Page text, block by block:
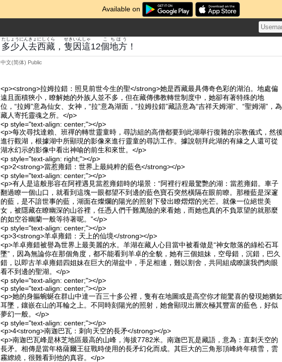
Available on
多少
たしょう
人
にん
去
きょ
西
にし
藏
くら
， 隻
せき
因
いん
這
しゃ
12個
こ
地方
ちほう
！
中文(简体) Public
<p><strong>拉姆拉錯：照見前世今生的聖</strong>她是西藏最具傳奇色彩的湖泊。地處偏
遠且面積狹小，瞭解她的外族人並不多，但在藏傳佛教轉世制度中，她卻有著特殊的地
位，“拉姆”意為仙女、女神，“拉”意為湖面，“拉姆拉錯”藏語意為“吉祥天姆湖”、“聖姆湖”，為
藏人寄托靈魂之所。</p>
<p style="text-align: center;"></p>
<p>每次尋找達賴、班禪的轉世靈童時，尋訪組的高僧都要到此湖舉行復雜的宗教儀式，然
進行觀湖，根據湖中所顯現的影像來進行靈童的尋訪工作。據說朝拜此湖的有緣之人還可從
湖水幻示的影像中看出神喻的前生和來世。</p>
<p style="text-align: right;"></p>
<p>2<strong>當惹雍錯：世界上最純粹的藍色</strong></p>
<p style="text-align: center;"></p>
<p>有人是這般形容在阿裡遇見當惹雍錯時的場景：“阿裡行程最驚艷的湖：當惹雍錯。車子
翻過瞭一個山口，就看到這塊一眼都望不到邊的藍色寶石突然橫隔在眼前瞭。那種藍是深邃
的藍，是不諳世事的藍，湖面在燦爛的陽光的照射下發出瞭熠熠的光芒。就像一位絕世美
女，被隱藏在瞭幽深的山谷裡，任憑人們千難萬險的來看她，而她也真的不負眾望的就那麼
的如空谷幽蘭一般等待著呢。”</p>
<p style="text-align: center;"></p>
<p>3<strong>羊卓雍錯：天上的仙境</strong></p>
<p>羊卓雍錯被譽為世界上最美麗的水。羊湖在藏人心目當中被看做是“神女散落的綠松石耳
墜”，因為無論你在那個角度，都不能看到羊卓的全貌，她有三個姐妹，空母錯，沉錯，巴久
錯，以即古羊卓雍錯四姐妹在巨大的湖盆中，手足相連，難以割舍，共同組成瞭讓我們肉眼
看不到邊的聖湖。</p>
<p style="text-align: center;"></p>
<p style="text-align: center;"></p>
<p>她的身軀蜿蜒在群山中達一百三十多公裡，隻有在地圖或是高空你才能驚喜的發現她猶
耳墜，鑲嵌在山的耳輪之上。不同時刻陽光的照射，她會顯現出層次極其豐富的藍色，好似
夢幻一般。</p>
<p style="text-align: center;"></p>
<p>4<strong>南迦巴瓦：刺向天空的長矛</strong></p>
<p>南迦巴瓦峰是林芝地區最高的山峰，海拔7782米。南迦巴瓦是藏語，意為：直刺天空的
長矛。相傳是當年格薩爾王征戰時使用的長矛幻化而成。其巨大的三角形頂峰終年積雪，雲
霧繚繞，很難看到他的真容。</p>